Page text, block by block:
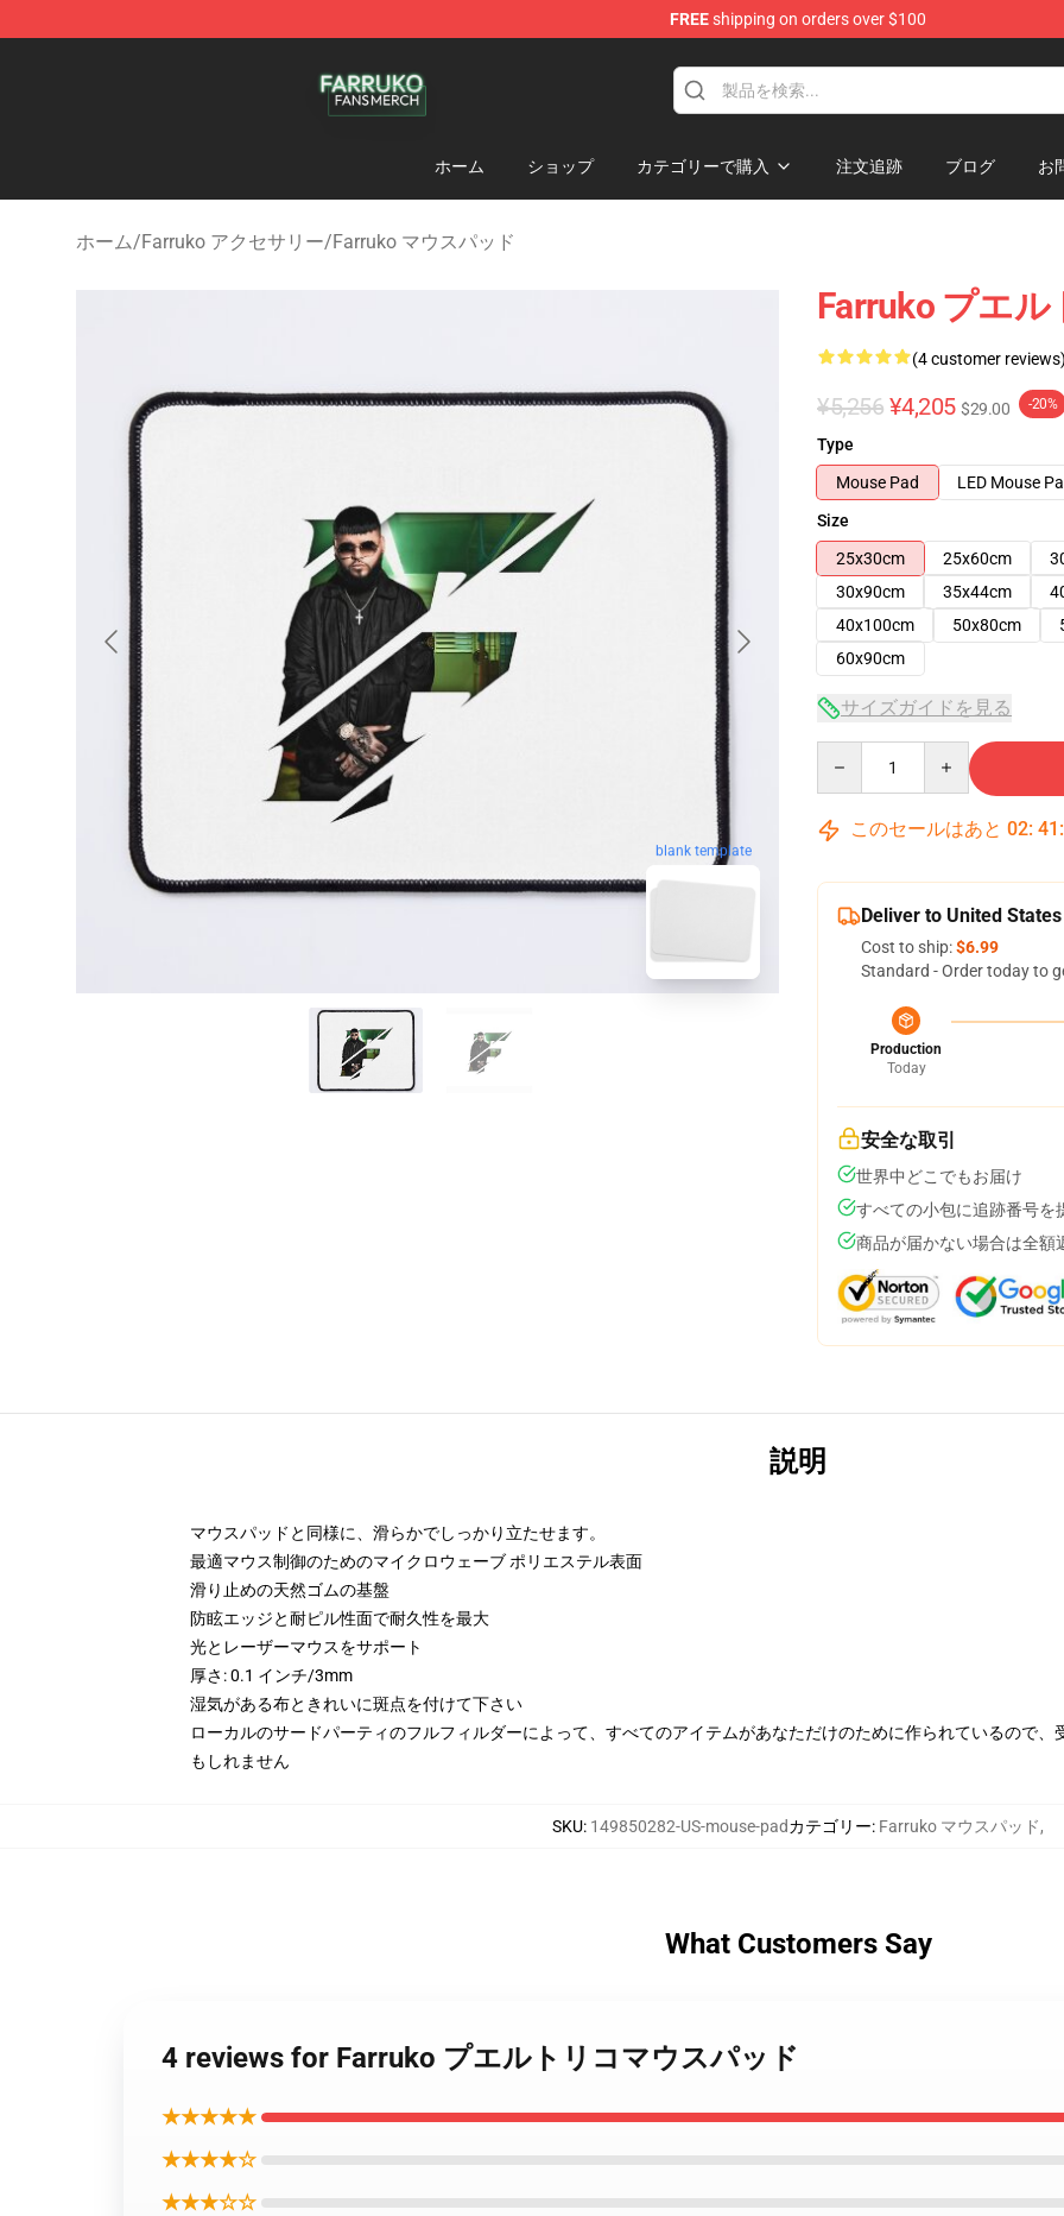
FREEshipping on orders over $100
ホーム ショップ カテゴリーで購入 注文追跡 ブログ お
ホーム/Farruko アクセサリー/Farruko マウスパッド
blank template
Farruko プエ
(4 customer reviews)
¥5,256 ¥4,205 $29.00 -20%
Type
Mouse Pad
LED Mouse
Size
25x30cm
25x60cm
30x90cm
35x44cm
40x100cm
50x80cm
60x90cm
サイズガイドを見る
このセールはあと 02: 41 :
Deliver to United States
Cost to ship:$6.99
Standard - Order today to
Production
Today
安全な取引
世界中どこでもお届け
すべての小包に追跡番号を
商品が届かない場合は全額
説明
マウスパッドと同様に、滑らかでしっかり立たせます。
最適マウス制御のためのマイクロウェーブ ポリエステル表面
滑り止めの天然ゴムの基盤
防眩エッジと耐ピル性面で耐久性を最大
光とレーザーマウスをサポート
厚さ: 0.1 インチ/3mm
湿気がある布ときれいに斑点を付けて下さい
ローカルのサードパーティのフルフィルダーによって、すべてのアイテムがあなただけのために作られているので
もしれません
SKU: 149850282-US-mouse-padカテゴリー: Farruko マウスパッド,
What Customers Say
4 reviews for Farruko プエルトリコマウスパッド
★★★★★
★★★★☆
★★★☆☆